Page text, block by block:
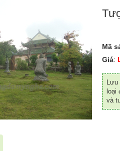
Mã
Giá:
loại
và